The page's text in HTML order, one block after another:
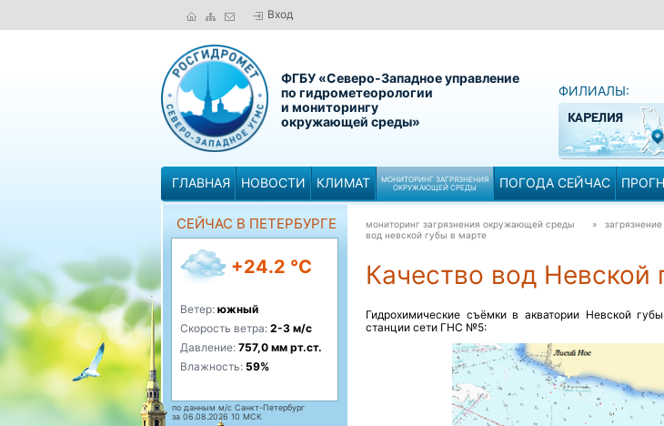
Вход
ФГБУ «Северо-Западное управление
по гидрометеорологии
и мониторингу
окружающей среды»
ФИЛИАЛЫ:
ГЛАВНАЯ НОВОСТИ КЛИМАТ
МОНИТОРИНГ ЗАГРЯЗНЕНИЯ
ОКРУЖАЮЩЕЙ СРЕДЫ
ПОГОДА СЕЙЧАС
СЕЙЧАС В ПЕТЕРБУРГЕ
+24.2 °C
Ветер: южный
Скорость ветра: 2-3 м/с
Давление: 757,0 мм рт.ст.
Влажность: 59%
по данным м/с Санкт-Петербург
за 06.08.2026 10 МСК
мониторинг загрязнения окружающей среды »
вод невской губы в марте
Качество вод Невской
Гидрохимические съёмки в акватории Невской
станции сети ГНС №5: